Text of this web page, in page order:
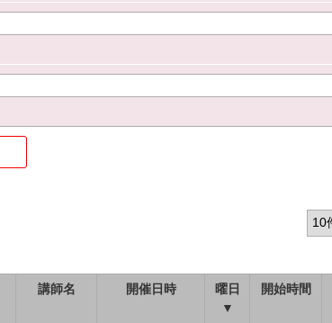
講師名 開催日時
曜日
▼
開始時間